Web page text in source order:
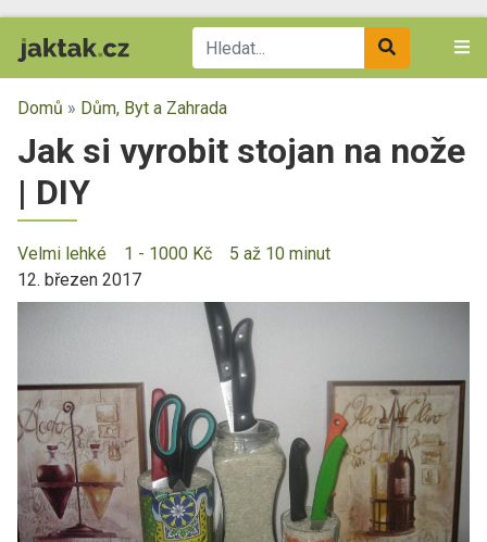
Domů » Dům, Byt a Zahrada
Jak si vyrobit stojan na nože
| DIY
Velmi lehké 1 - 1000 Kč
5 až 10 minut
12. březen 2017